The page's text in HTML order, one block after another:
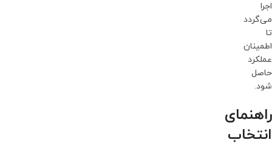
اجرا
می‌گردد
تا
اطمینان
عملکرد
حاصل
شود.
راهنمای
انتخاب